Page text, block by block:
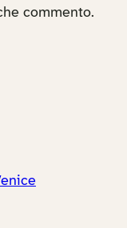
commento.